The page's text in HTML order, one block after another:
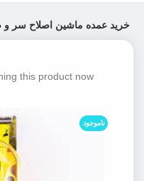
خرید عمده ماشین اصلاح سر و
this product now!
ناموجود